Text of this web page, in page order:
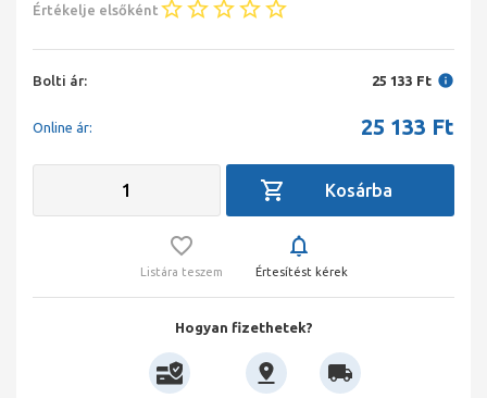
Értékelje elsőként
Bolti ár: 25 133 Ft
Online ár: 25 133 Ft
Listára teszem Értesítést kérek
Hogyan fizethetek?